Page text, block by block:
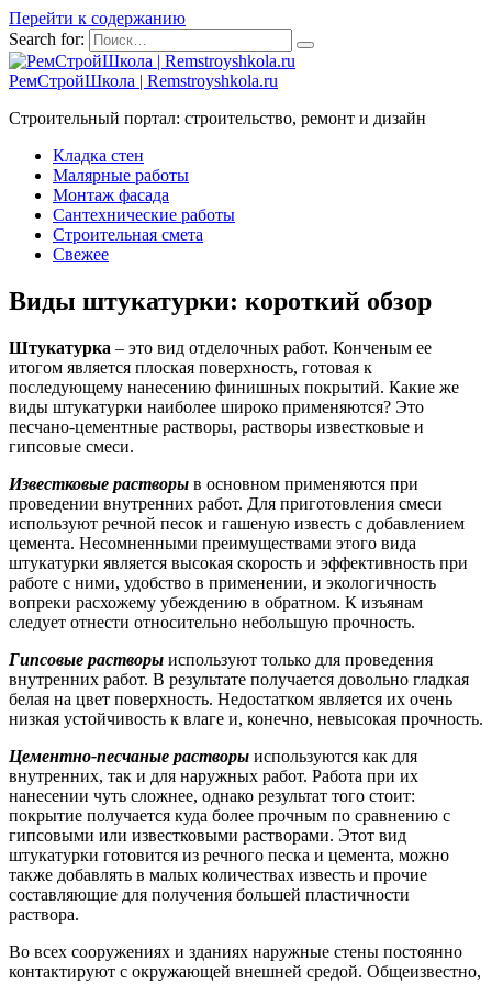
Перейти к содержанию
Search for:
РемСтройШкола | Remstroyshkola.ru
Строительный портал: строительство, ремонт и дизайн
Кладка стен
Малярные работы
Монтаж фасада
Сантехнические работы
Строительная смета
Свежее
Виды штукатурки: короткий обзор
Штукатурка – это вид отделочных работ. Конченым ее
итогом является плоская поверхность, готовая к
последующему нанесению финишных покрытий. Какие же
виды штукатурки наиболее широко применяются? Это
песчано-цементные растворы, растворы известковые и
гипсовые смеси.
Известковые растворы в основном применяются при
проведении внутренних работ. Для приготовления смеси
используют речной песок и гашеную известь с добавлением
цемента. Несомненными преимуществами этого вида
штукатурки является высокая скорость и эффективность при
работе с ними, удобство в применении, и экологичность
вопреки расхожему убеждению в обратном. К изъянам
следует отнести относительно небольшую прочность.
Гипсовые растворы используют только для проведения
внутренних работ. В результате получается довольно гладкая
белая на цвет поверхность. Недостатком является их очень
низкая устойчивость к влаге и, конечно, невысокая прочность.
Цементно-песчаные растворы используются как для
внутренних, так и для наружных работ. Работа при их
нанесении чуть сложнее, однако результат того стоит:
покрытие получается куда более прочным по сравнению с
гипсовыми или известковыми растворами. Этот вид
штукатурки готовится из речного песка и цемента, можно
также добавлять в малых количествах известь и прочие
составляющие для получения большей пластичности
раствора.
Во всех сооружениях и зданиях наружные стены постоянно
контактируют с окружающей внешней средой. Общеизвестно,